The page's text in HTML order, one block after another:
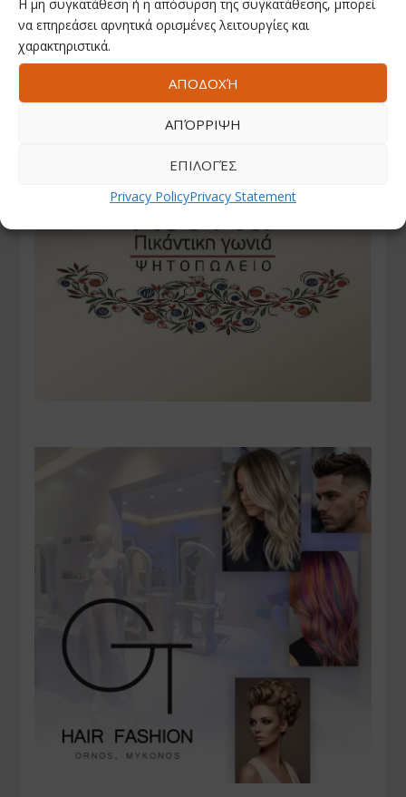
Η μη συγκατάθεση ή η απόσυρση της συγκατάθεσης, μπορεί
να επηρεάσει αρνητικά ορισμένες λειτουργίες και
χαρακτηριστικά.
ΑΠΟΔΟΧΉ
ΑΠΌΡΡΙΨΗ
ΕΠΙΛΟΓΈΣ
Privacy PolicyPrivacy Statement